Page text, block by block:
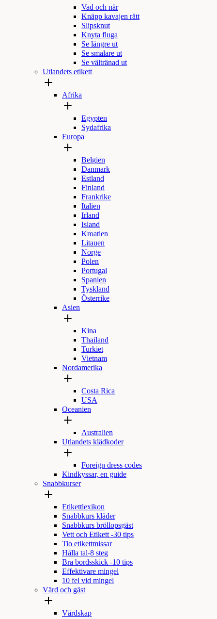
Vad och när
Knäpp kavajen rätt
Slipsknut
Knyta fluga
Se längre ut
Se smalare ut
Se vältränad ut
Utlandets etikett
Afrika
Egypten
Sydafrika
Europa
Belgien
Danmark
Estland
Finland
Frankrike
Italien
Irland
Island
Kroatien
Litauen
Norge
Polen
Portugal
Spanien
Tyskland
Österrike
Asien
Kina
Thailand
Turkiet
Vietnam
Nordamerika
Costa Rica
USA
Oceanien
Australien
Utlandets klädkoder
Foreign dress codes
Kindkyssar, en guide
Snabbkurser
Etikettlexikon
Snabbkurs kläder
Snabbkurs bröllopsgäst
Vett och Etikett -30 tips
Tio etikettmissar
Hålla tal-8 steg
Bra bordsskick -10 tips
Effektivare mingel
10 fel vid mingel
Värd och gäst
Värdskap